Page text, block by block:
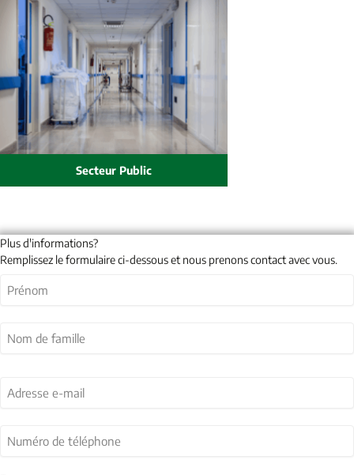
Secteur Public
Plus d'informations?
Remplissez le formulaire ci-dessous et nous prenons contact avec vous.
(Nécessaire)
Adresse
e-
Numéro
de